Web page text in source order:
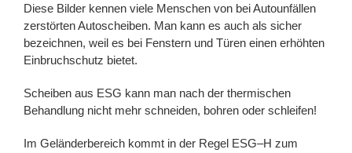
Diese Bilder kennen viele Menschen von bei Autounfällen
zerstörten Autoscheiben. Man kann es auch als sicher
bezeichnen, weil es bei Fenstern und Türen einen erhöhten
Einbruchschutz bietet.
Scheiben aus ESG kann man nach der thermischen
Behandlung nicht mehr schneiden, bohren oder schleifen!
Im Geländerbereich kommt in der Regel ESG–H zum